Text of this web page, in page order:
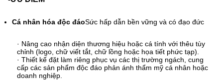
Cá nhân hóa độc đáoSức hấp dẫn bền vững và có đạo đức
· Nâng cao nhận diện thương hiệu hoặc cá tính với thêu tùy
chỉnh (logo, chữ viết tắt, chữ lồng hoặc họa tiết phức tạp).
· Thiết kế đặt làm riêng phục vụ các thị trường ngách, cung
cấp các sản phẩm độc đáo phản ánh thẩm mỹ cá nhân hoặc
doanh nghiệp.